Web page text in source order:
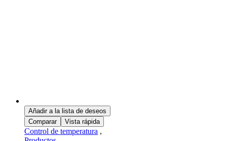
Añadir a la lista de deseos
Comparar
Vista rápida
Control de temperatura ,